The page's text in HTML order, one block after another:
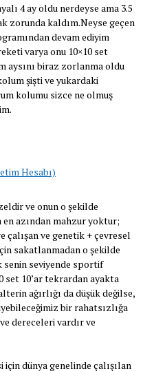
4 ay oldu nerdeyse ama 3.5
zorunda kaldım.Neyse geçen
devam ediyim
varya onu 10×10 set
aysını biraz zorlanma oldu
şişti ve yukardaki
kolumu sizce ne olmuş
Hesabı)
ve onun o şekilde
en azından mahzur yoktur;
çalışan ve genetik + çevresel
sakatlanmadan o şekilde
senin seviyende sportif
set 10’ar tekrardan ayakta
ağırlığı da düşük değilse,
bir rahatsızlığa
dereceleri vardır ve
dünya genelinde çalışılan